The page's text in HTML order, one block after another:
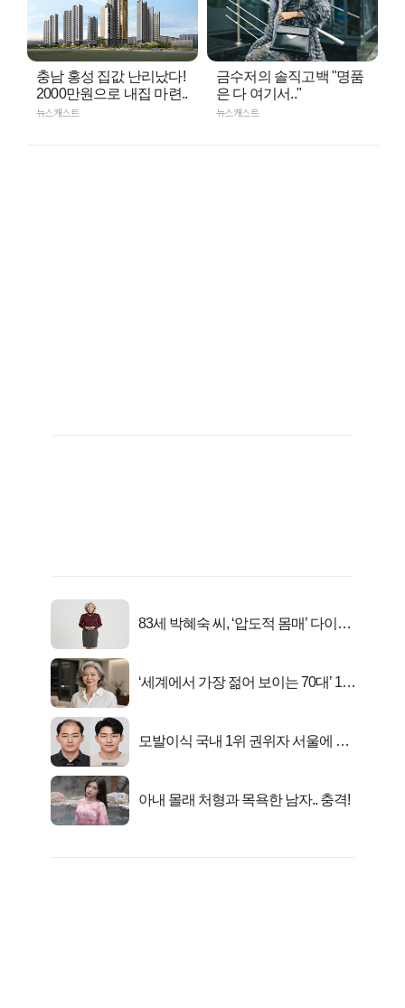
충남 홍성 집값 난리났다!
2000만원으로 내집 마련..
뉴스캐스트
금수저의 솔직고백 "명품
은 다 여기서.."
뉴스캐스트
83세 박혜숙 씨, ‘압도적 몸매’ 다이어
‘세계에서 가장 젊어 보이는 70대’ 1위
모발이식 국내 1위 권위자 서울에 있
아내 몰래 처형과 목욕한 남자.. 충격!